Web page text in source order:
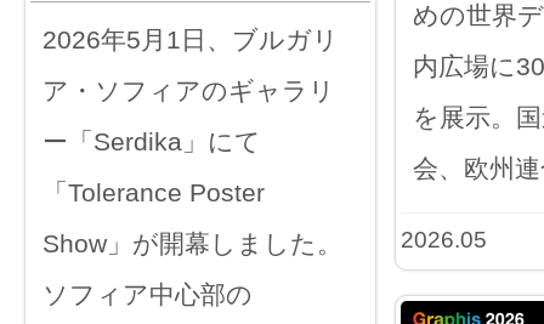
めの世界
内広場に
を展示。
会、欧州
2026.05
2026年5月1日、ブルガリ
ア・ソフィアのギャラリ
ー「Serdika」にて
「Tolerance Poster
Show」が開幕しました。
ソフィア中心部の